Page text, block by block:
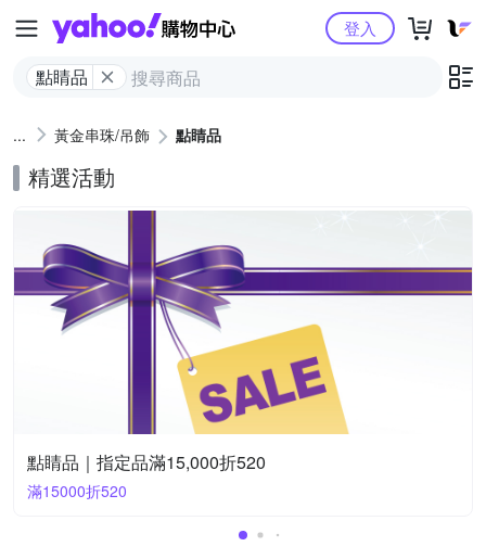
Yahoo購物中心
點睛品
登入
黃金串珠/吊飾 點睛品
精選活動
點睛品｜指定品滿15,000折520
滿15000折520